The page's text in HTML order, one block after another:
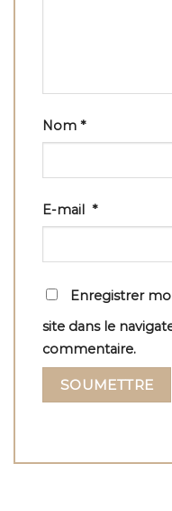
Nom *
E-mail *
Enregistrer
site dans le
commentaire.